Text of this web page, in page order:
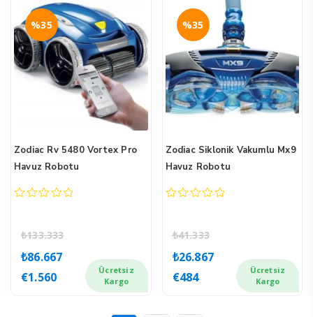
Zodiac Rv 5480 Vortex Pro
Havuz Robotu
₺133.333
Orijinal
fiyat:
₺133.333.
₺86.667Şu
andaki
fiyat:
₺86.667.
%35
€1.560
Ücretsiz
Kargo
Zodiac Siklonik Vakumlu Mx9
Havuz Robotu
₺41.333
Orijinal
fiyat:
₺41.333.
₺26.867Şu
andaki
fiyat:
₺26.867.
%35
€484
Ücretsiz
Kargo